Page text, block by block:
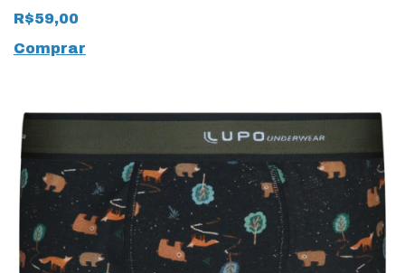
Liso 17623 Infantil
R$59,00
Comprar